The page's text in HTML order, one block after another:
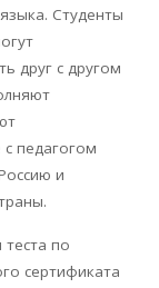
Студенты
друг с другом
педагогом
и
по
сертификата